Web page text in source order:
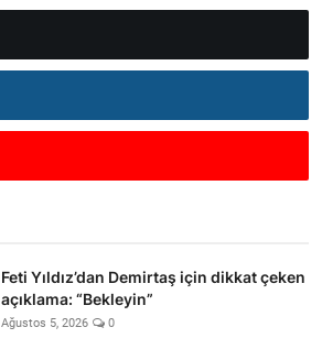
Feti Yıldız’dan Demirtaş için dikkat çeken
açıklama: “Bekleyin”
Ağustos 5, 2026 0